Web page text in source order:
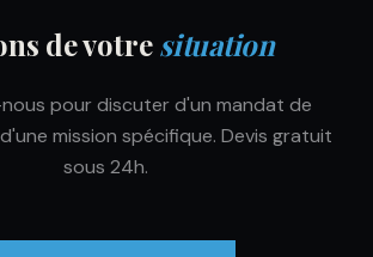
de votresituation
pour discuter d'un mandat de
mission spécifique. Devis gratuit
sous 24h.